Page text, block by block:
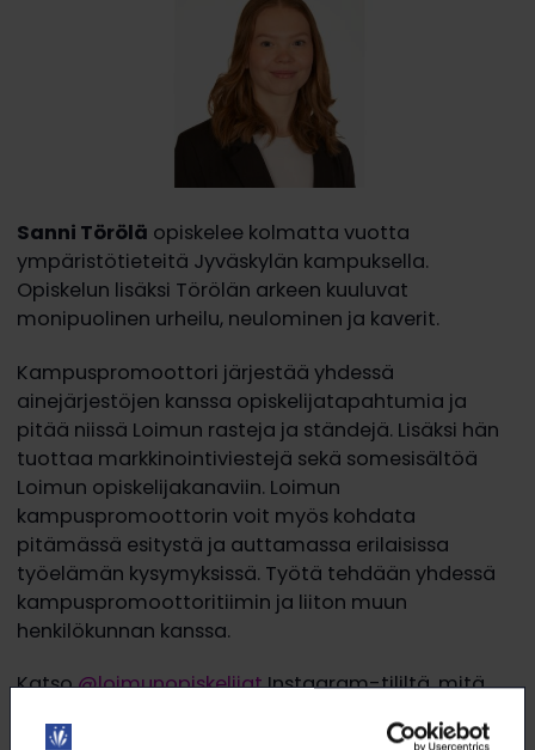
Sanni Törölä opiskelee kolmatta vuotta
ympäristötieteitä Jyväskylän kampuksella.
Opiskelun lisäksi Törölän arkeen kuuluvat
monipuolinen urheilu, neulominen ja kaverit.
Kampuspromoottori järjestää yhdessä
ainejärjestöjen kanssa opiskelijatapahtumia ja
pitää niissä Loimun rasteja ja ständejä. Lisäksi hän
tuottaa markkinointiviestejä sekä somesisältöä
Loimun opiskelijakanaviin. Loimun
kampuspromoottorin voit myös kohdata
pitämässä esitystä ja auttamassa erilaisissa
työelämän kysymyksissä. Työtä tehdään yhdessä
kampuspromoottoritiimin ja liiton muun
henkilökunnan kanssa.
Katso@loimunopiskelijatInstagram-tililtä, mitä